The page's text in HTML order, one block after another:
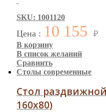
SKU: 1001120
Цена : 10 155
₽
В корзину
В список желаний
Сравнить
Столы современные
Стол
160х80)